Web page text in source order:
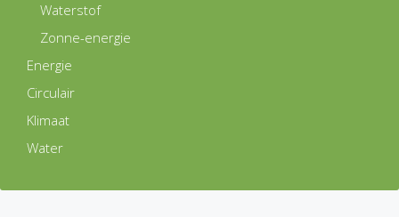
Waterstof
Zonne-energie
Energie
Circulair
Klimaat
Water